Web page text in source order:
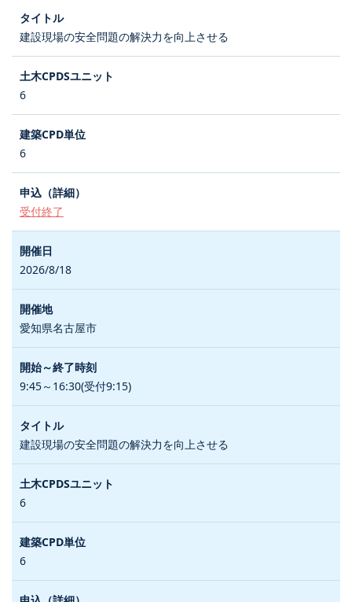
建設現場の安全問題の解決力を向上させる
6
6
受付終了
2026/8/18
愛知県名古屋市
9:45～16:30(受付9:15)
建設現場の安全問題の解決力を向上させる
6
6